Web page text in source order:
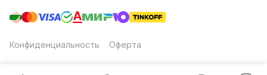
Конфиденциальность Оферта